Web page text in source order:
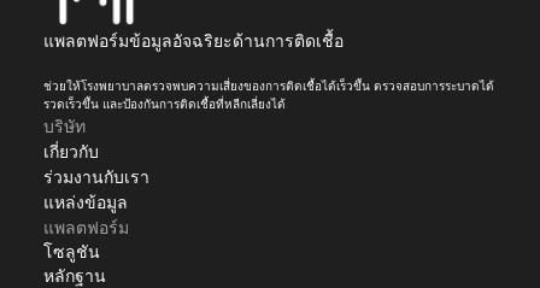
แพลตฟอร์มข้อมูลอัจฉริยะด้านการติดเชื้อ
ช่วยให้โรงพยาบาลตรวจพบความเสี่ยงของการติดเชื้อได้เร็วขึ้น ตรวจสอบการระบาดได้
รวดเร็วขึ้น และป้องกันการติดเชื้อที่หลีกเลี่ยงได้
บริษัท
เกี่ยวกับ
ร่วมงานกับเรา
แหล่งข้อมูล
แพลตฟอร์ม
โซลูชัน
หลักฐาน